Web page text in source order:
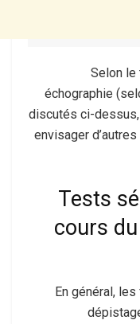
Selon le
échographie
discutés ci-
envisager
Tests
cours
En général,